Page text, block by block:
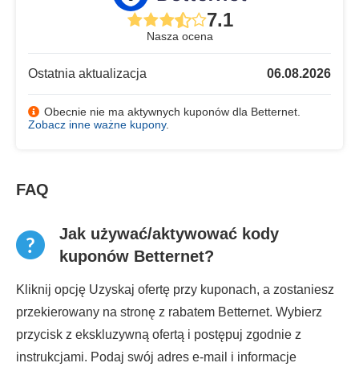
7.1
Nasza ocena
Ostatnia aktualizacja 06.08.2026
Obecnie nie ma aktywnych kuponów dla Betternet.
Zobacz inne ważne kupony.
FAQ
Jak używać/aktywować kody
kuponów Betternet?
Kliknij opcję Uzyskaj ofertę przy kuponach, a zostaniesz
przekierowany na stronę z rabatem Betternet. Wybierz
przycisk z ekskluzywną ofertą i postępuj zgodnie z
instrukcjami. Podaj swój adres e-mail i informacje